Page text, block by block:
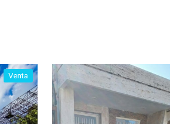
Venta